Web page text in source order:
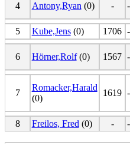
4 Antony,Ryan (0) - -
5 Kube,Jens(0) 1706 -
6 Hörner,Rolf(0) 1567 -
7
Romacker,Harald
(0)
1619 -
8 Freilos, Fred (0) - -